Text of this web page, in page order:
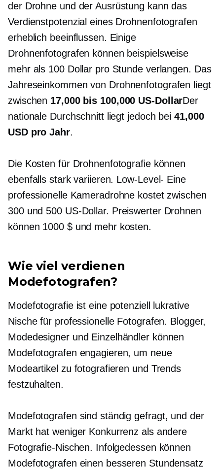
der Drohne und der Ausrüstung kann das
Verdienstpotenzial eines Drohnenfotografen
erheblich beeinflussen. Einige
Drohnenfotografen können beispielsweise
mehr als 100 Dollar pro Stunde verlangen. Das
Jahreseinkommen von Drohnenfotografen liegt
zwischen 17,000 bis 100,000 US-DollarDer
nationale Durchschnitt liegt jedoch bei 41,000
USD pro Jahr.
Die Kosten für Drohnenfotografie können
ebenfalls stark variieren. Low-Level- Eine
professionelle Kameradrohne kostet zwischen
300 und 500 US-Dollar. PreiswerterDrohnen
können 1000 $ und mehr kosten.
Wie viel verdienen
Modefotografen?
Modefotografie ist eine potenziell lukrative
Nische für professionelle Fotografen. Blogger,
Modedesigner und Einzelhändler können
Modefotografen engagieren, um neue
Modeartikel zu fotografieren und Trends
festzuhalten.
Modefotografen sind ständiggefragt, und der
Markt hat weniger Konkurrenz als andere
Fotografie-Nischen. Infolgedessen können
Modefotografen einen besseren Stundensatz